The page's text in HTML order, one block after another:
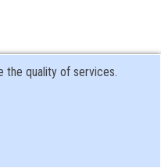
the quality of services.